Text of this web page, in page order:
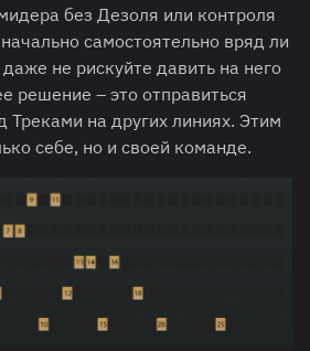
без Дезоля или контроля
самостоятельно вряд ли
не рискуйте давить на него
решение – это отправиться
Треками на других линиях. Этим
себе, но и своей команде.